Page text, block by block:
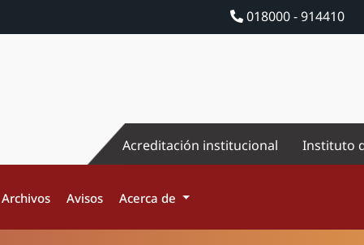
018000 - 914410
Acreditación institucional Instituto
Archivos Avisos Acerca de